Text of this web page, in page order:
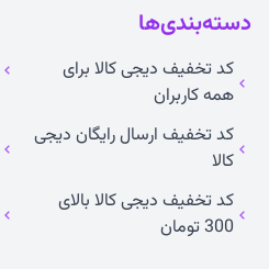
دسته‌بندی‌ها
کد تخفیف دیجی کالا برای
همه کاربران
کد تخفیف ارسال رایگان دیجی
کالا
کد تخفیف دیجی کالا بالای
300 تومان